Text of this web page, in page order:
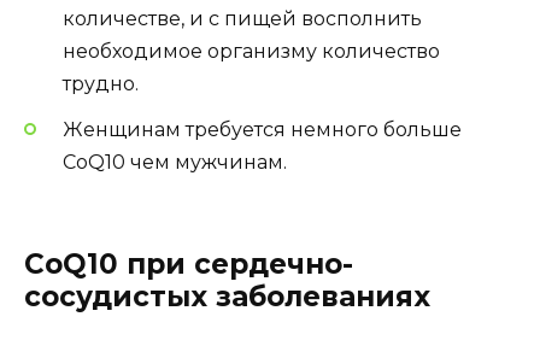
количестве, и с пищей восполнить
необходимое организму количество
трудно.
Женщинам требуется немного больше
CoQ10 чем мужчинам.
CoQ10 при сердечно-
сосудистых заболеваниях